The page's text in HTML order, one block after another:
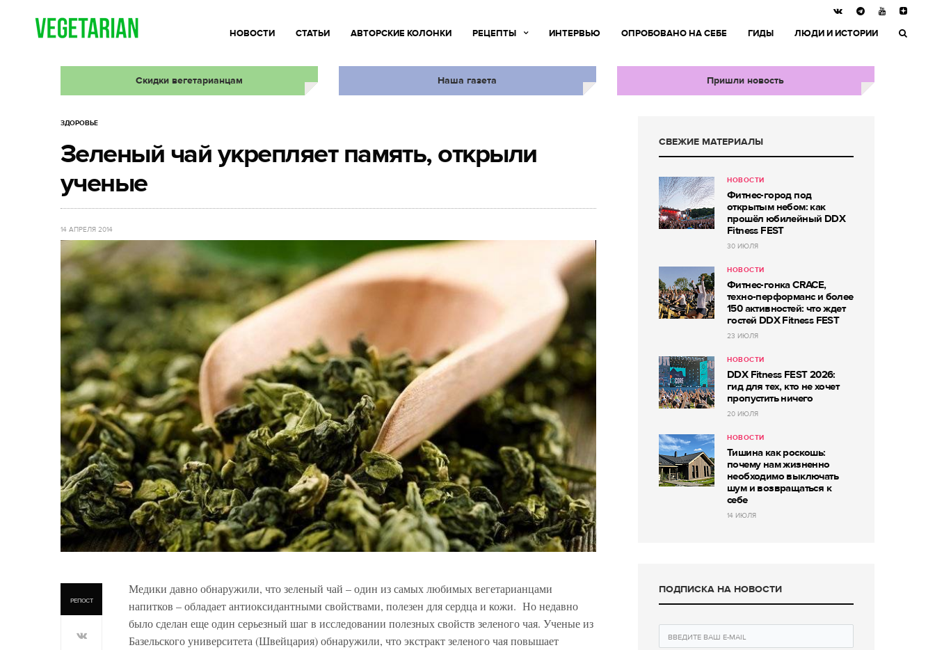
НОВОСТИ СТАТЬИ АВТОРСКИЕ КОЛОНКИ РЕЦЕПТЫ ИНТЕРВЬЮ ОПРОБОВАНО НА СЕБЕ ГИДЫ ЛЮДИ И ИСТОРИИ
Скидки вегетарианцам Наша газета Пришли новость
ЗДОРОВЬЕ
Зеленый чай укрепляет память, открыли
ученые
14 АПРЕЛЯ 2014
РЕПОСТ
Медики давно обнаружили, что зеленый чай – один из самых любимых вегетарианцами
напитков – обладает антиоксидантными свойствами, полезен для сердца и кожи. Но недавно
было сделан еще один серьезный шаг в исследовании полезных свойств зеленого чая. Ученые из
Базельского университета (Швейцария) обнаружили, что экстракт зеленого чая повышает
СВЕЖИЕ МАТЕРИАЛЫ
НОВОСТИ
Фитнес-город под
открытым небом: как
прошёл юбилейный DDX
Fitness FEST
30 ИЮЛЯ
НОВОСТИ
Фитнес-гонка CRACE,
техно-перформанс и более
150 активностей: что ждет
гостей DDX Fitness FEST
23 ИЮЛЯ
НОВОСТИ
DDX Fitness FEST 2026:
гид для тех, кто не хочет
пропустить ничего
20 ИЮЛЯ
НОВОСТИ
Тишина как роскошь:
почему нам жизненно
необходимо выключать
шум и возвращаться к
себе
14 ИЮЛЯ
ПОДПИСКА НА НОВОСТИ